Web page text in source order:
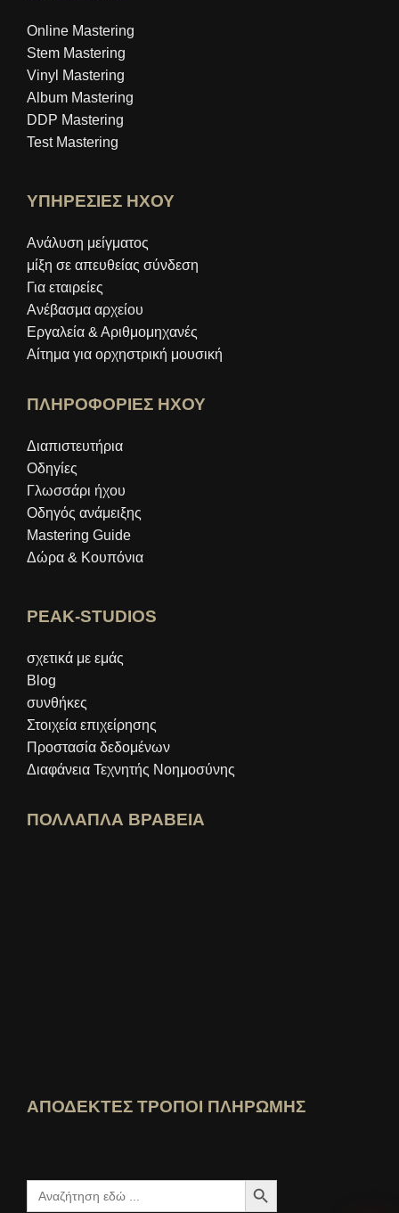
Online Mastering
Stem Mastering
Vinyl Mastering
Album Mastering
DDP Mastering
Test Mastering
ΥΠΗΡΕΣΙΕΣ ΗΧΟΥ
Ανάλυση μείγματος
μίξη σε απευθείας σύνδεση
Για εταιρείες
Ανέβασμα αρχείου
Εργαλεία & Αριθμομηχανές
Αίτημα για ορχηστρική μουσική
ΠΛΗΡΟΦΟΡΙΕΣ ΗΧΟΥ
Διαπιστευτήρια
Οδηγίες
Γλωσσάρι ήχου
Οδηγός ανάμειξης
Mastering Guide
Δώρα & Κουπόνια
PEAK-STUDIOS
σχετικά με εμάς
Blog
συνθήκες
Στοιχεία επιχείρησης
Προστασία δεδομένων
Διαφάνεια Τεχνητής Νοημοσύνης
ΠΟΛΛΑΠΛΑ ΒΡΑΒΕΙΑ
ΑΠΟΔΕΚΤΕΣ ΤΡΟΠΟΙ ΠΛΗΡΩΜΗΣ
Ψάχνω
για:
Πλήκτρο αναζήτησης